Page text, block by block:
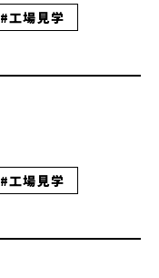
#工場見学
#工場見学